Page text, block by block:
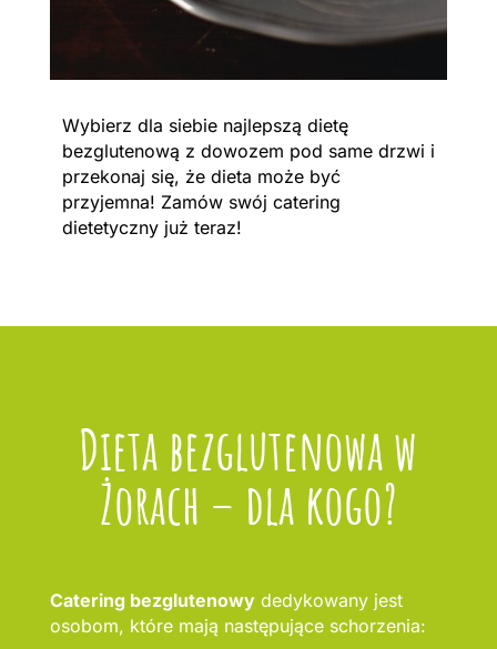
Wybierz dla siebie najlepszą dietę
bezglutenową z dowozem pod same drzwi i
przekonaj się, że dieta może być
przyjemna! Zamów swój catering
dietetyczny już teraz!
Dieta bezglutenowa w
Żorach – dla kogo?
Catering bezglutenowydedykowany jest
osobom, które mają następujące schorzenia: